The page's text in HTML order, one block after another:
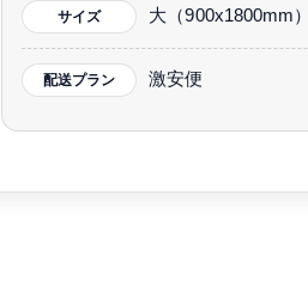
サイズ 大（900x1800mm）
配送プラン 激安便